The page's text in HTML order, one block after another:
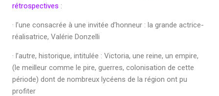
rétrospectives :
· l’une consacrée à une invitée d’honneur : la grande actrice-
réalisatrice, Valérie Donzelli
· l’autre, historique, intitulée : Victoria, une reine, un empire,
(le meilleur comme le pire, guerres, colonisation de cette
période) dont de nombreux lycéens de la région ont pu
profiter